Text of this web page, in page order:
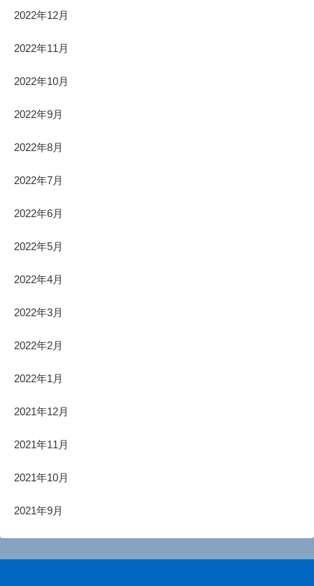
2022年12月
2022年11月
2022年10月
2022年9月
2022年8月
2022年7月
2022年6月
2022年5月
2022年4月
2022年3月
2022年2月
2022年1月
2021年12月
2021年11月
2021年10月
2021年9月